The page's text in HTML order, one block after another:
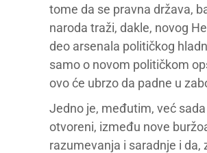
tome da se pravna država,
naroda traži, dakle, novog
deo arsenala političkog
samo o novom političkom
ovo će ubrzo da padne u
Jedno je, međutim, već
otvoreni, između nove
razumevanja i saradnje i da,